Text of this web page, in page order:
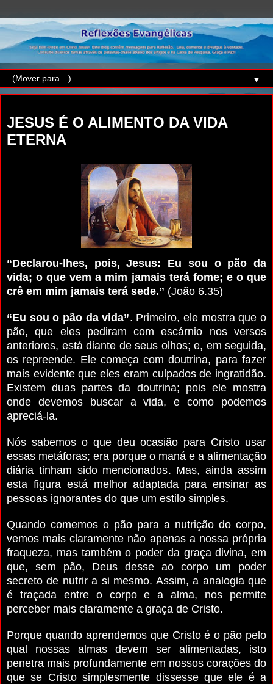
▼
JESUS É O ALIMENTO DA VIDA
ETERNA
“Declarou-lhes, pois, Jesus: Eu sou o pão da
vida; o que vem a mim jamais terá fome; e o que
crê em mim jamais terá sede.” (João 6.35)
“Eu sou o pão da vida”. Primeiro, ele mostra que o
pão, que eles pediram com escárnio nos versos
anteriores, está diante de seus olhos; e, em seguida,
os repreende. Ele começa com doutrina, para fazer
mais evidente que eles eram culpados de ingratidão.
Existem duas partes da doutrina; pois ele mostra
onde devemos buscar a vida, e como podemos
apreciá-la.
Nós sabemos o que deu ocasião para Cristo usar
essas metáforas; era porque o maná e a alimentação
diária tinham sido mencionados. Mas, ainda assim
esta figura está melhor adaptada para ensinar as
pessoas ignorantes do que um estilo simples.
Quando comemos o pão para a nutrição do corpo,
vemos mais claramente não apenas a nossa própria
fraqueza, mas também o poder da graça divina, em
que, sem pão, Deus desse ao corpo um poder
secreto de nutrir a si mesmo. Assim, a analogia que
é traçada entre o corpo e a alma, nos permite
perceber mais claramente a graça de Cristo.
Porque quando aprendemos que Cristo é o pão pelo
qual nossas almas devem ser alimentadas, isto
penetra mais profundamente em nossos corações do
que se Cristo simplesmente dissesse que ele é a